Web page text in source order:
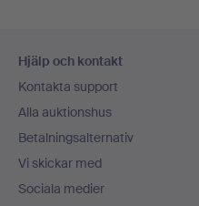
Hjälp och kontakt
Kontakta support
Alla auktionshus
Betalningsalternativ
Vi skickar med
Sociala medier